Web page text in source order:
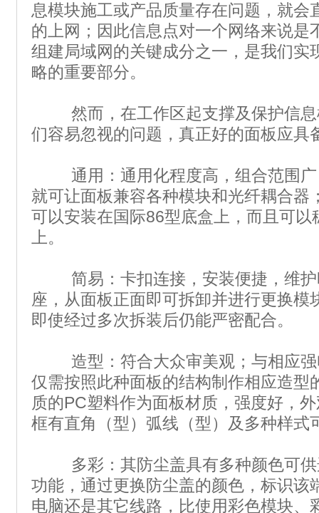
息模块施工或产品质量存在问题，就会
的上网；因此信息点对一个网络来说是
组建局域网的关键成分之一，是我们实
略的重要部分。
然而，在工作区起支撑及保护信息
们容易忽视的问题，真正好的面板应具
通用：通用化程度高，组合范围广
就可让面板兼容各种模块和光纤耦合器
可以安装在国际86型底盒上，而且可以
上。
简易：卡扣连接，安装便捷，维护
座，从面板正面即可拆卸并进行更换模
即使经过多次拆装后仍能严密配合。
造型：符合大众审美观；与相应强
仅需按照此种面板的结构制作相应造型
质的PC塑料作为面板材质，强度好，
框有直角（型）弧线（型）及多种样式
多彩：其防尘盖具有多种颜色可供
功能，通过更换防尘盖的颜色，标识该
电脑还是其它线路，比使用彩色模块、